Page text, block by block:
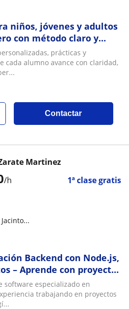
niños, jóvenes y adultos
con método claro y
prácticas y
cada alumno avance con claridad,
Contactar
/h 1ª clase gratis
Martinez
Backend con Node.js,
– Aprende con proyectos
software especializado en
trabajando en proyectos